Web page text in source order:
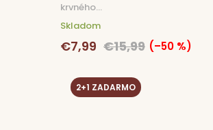
€7,99 €15,99 (–50 %)
Skladom
krvného...
2+1 ZADARMO